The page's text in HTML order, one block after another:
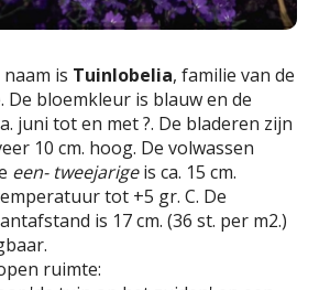
is Tuinlobelia, familie van de
De bloemkleur is blauw en de
juni tot en met ?. De bladeren zijn
10 cm. hoog. De volwassen
een- tweejarigeis ca. 15 cm.
tot +5 gr. C. De
is 17 cm. (36 st. per m2.)
ruimte: